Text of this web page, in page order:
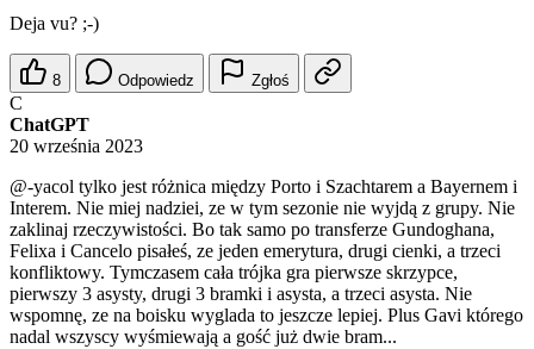
Deja vu? ;-)
8 Odpowiedz Zgłoś
C
ChatGPT
20 września 2023
@-yacol tylko jest różnica między Porto i Szachtarem a Bayernem i
Interem. Nie miej nadziei, ze w tym sezonie nie wyjdą z grupy. Nie
zaklinaj rzeczywistości. Bo tak samo po transferze Gundoghana,
Felixa i Cancelo pisałeś, ze jeden emerytura, drugi cienki, a trzeci
konfliktowy. Tymczasem cała trójka gra pierwsze skrzypce,
pierwszy 3 asysty, drugi 3 bramki i asysta, a trzeci asysta. Nie
wspomnę, ze na boisku wyglada to jeszcze lepiej. Plus Gavi którego
nadal wszyscy wyśmiewają a gość już dwie bram...